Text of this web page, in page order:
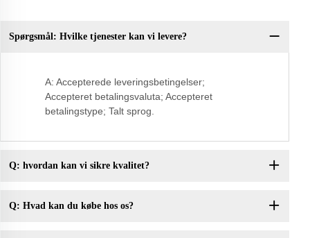
Spørgsmål: Hvilke tjenester kan vi levere?
A: Accepterede leveringsbetingelser;
Accepteret betalingsvaluta; Accepteret
betalingstype; Talt sprog.
Q: hvordan kan vi sikre kvalitet?
Q: Hvad kan du købe hos os?